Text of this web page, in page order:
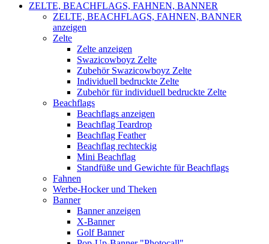
ZELTE, BEACHFLAGS, FAHNEN, BANNER
ZELTE, BEACHFLAGS, FAHNEN, BANNER
anzeigen
Zelte
Zelte anzeigen
Swazicowboyz Zelte
Zubehör Swazicowboyz Zelte
Individuell bedruckte Zelte
Zubehör für individuell bedruckte Zelte
Beachflags
Beachflags anzeigen
Beachflag Teardrop
Beachflag Feather
Beachflag rechteckig
Mini Beachflag
Standfüße und Gewichte für Beachflags
Fahnen
Werbe-Hocker und Theken
Banner
Banner anzeigen
X-Banner
Golf Banner